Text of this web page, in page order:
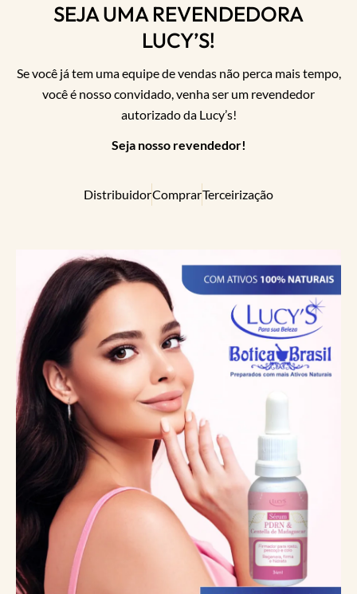
SEJA UMA REVENDEDORA
LUCY’S!
Se você já tem uma equipe de vendas não perca mais tempo,
você é nosso convidado, venha ser um revendedor
autorizado da Lucy’s!
Seja nosso revendedor!
DistribuidorComprarTerceirização